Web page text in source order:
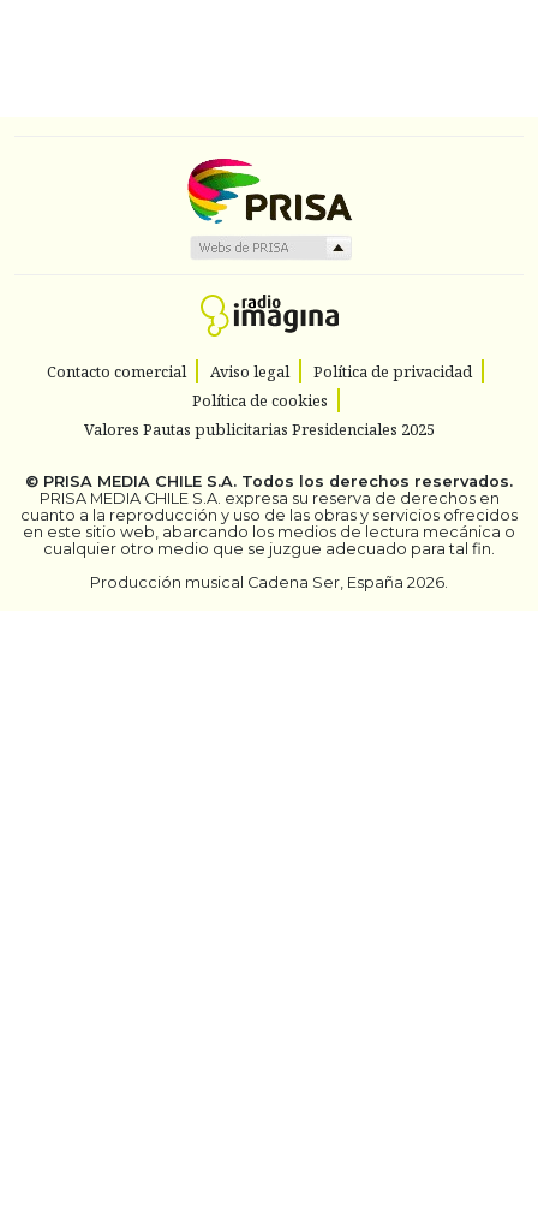
Contacto comercial Aviso legal
Política de privacidad
Política de cookies
Valores Pautas publicitarias Presidenciales 2025
© PRISA MEDIA CHILE S.A. Todos los derechos reservados.
PRISA MEDIA CHILE S.A. expresa su reserva de derechos en
cuanto a la reproducción y uso de las obras y servicios ofrecidos
en este sitio web, abarcando los medios de lectura mecánica o
cualquier otro medio que se juzgue adecuado para tal fin.
Producción musical Cadena Ser, España 2026.